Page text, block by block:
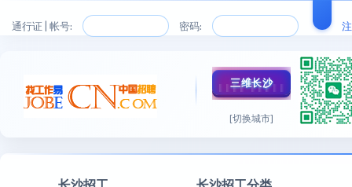
通行证 | 帐号: 密码:
三维长沙
[切换城市]